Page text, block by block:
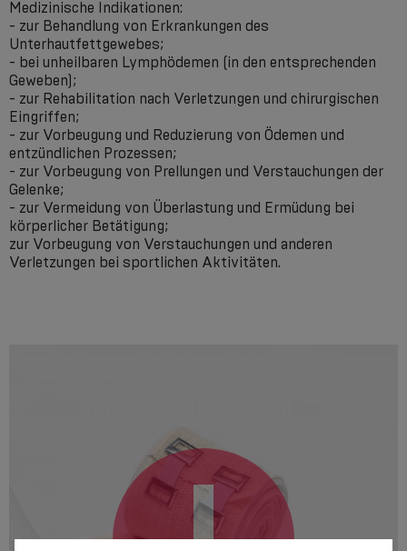
Medizinische Indikationen:
- zur Behandlung von Erkrankungen des
Unterhautfettgewebes;
- bei unheilbaren Lymphödemen (in den entsprechenden
Geweben);
- zur Rehabilitation nach Verletzungen und chirurgischen
Eingriffen;
- zur Vorbeugung und Reduzierung von Ödemen und
entzündlichen Prozessen;
- zur Vorbeugung von Prellungen und Verstauchungen der
Gelenke;
- zur Vermeidung von Überlastung und Ermüdung bei
körperlicher Betätigung;
zur Vorbeugung von Verstauchungen und anderen
Verletzungen bei sportlichen Aktivitäten.